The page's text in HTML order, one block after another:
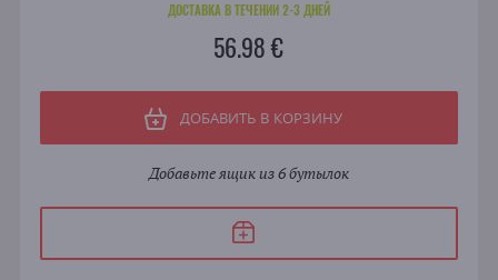
ДОСТАВКА В ТЕЧЕНИИ 2-3 ДНЕЙ
56.98 €
ДОБАВИТЬ В КОРЗИНУ
Добавьте ящик из 6 бутылок